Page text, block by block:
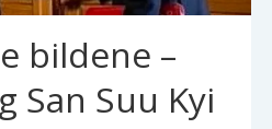
bildene –
San Suu Kyi